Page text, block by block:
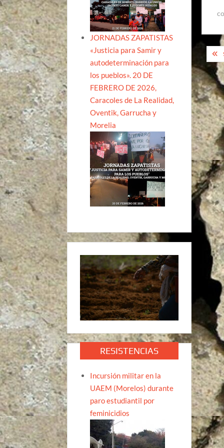
de
JORNADAS ZAPATISTAS
«Justicia para Samir y
autodeterminación para
los pueblos». 20 DE
FEBRERO DE 2026,
Caracoles de La Realidad,
Oventik, Garrucha y
Morelia
RESISTENCIAS
Incursión militar en la
UAEM (Morelos) durante
paro estudiantil por
feminicidios